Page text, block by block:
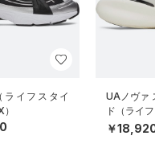
ライフスタイ
UAノヴァ
ド（ライ
EX）
￥